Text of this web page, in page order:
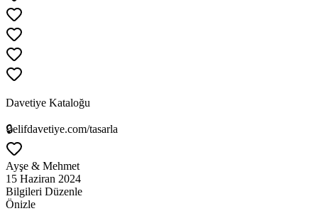
Davetiye Kataloğu
🔒elifdavetiye.com/tasarla
Ayşe & Mehmet
15 Haziran 2024
Bilgileri Düzenle
Önizle